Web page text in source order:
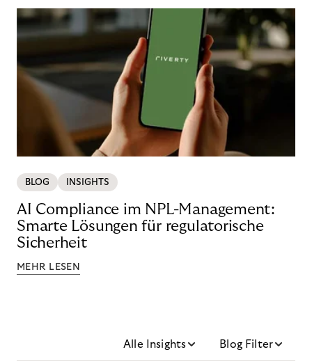
BLOG INSIGHTS
AI Compliance im NPL-Management:
Smarte Lösungen für regulatorische
Sicherheit
MEHR LESEN
Alle Insights Blog Filter